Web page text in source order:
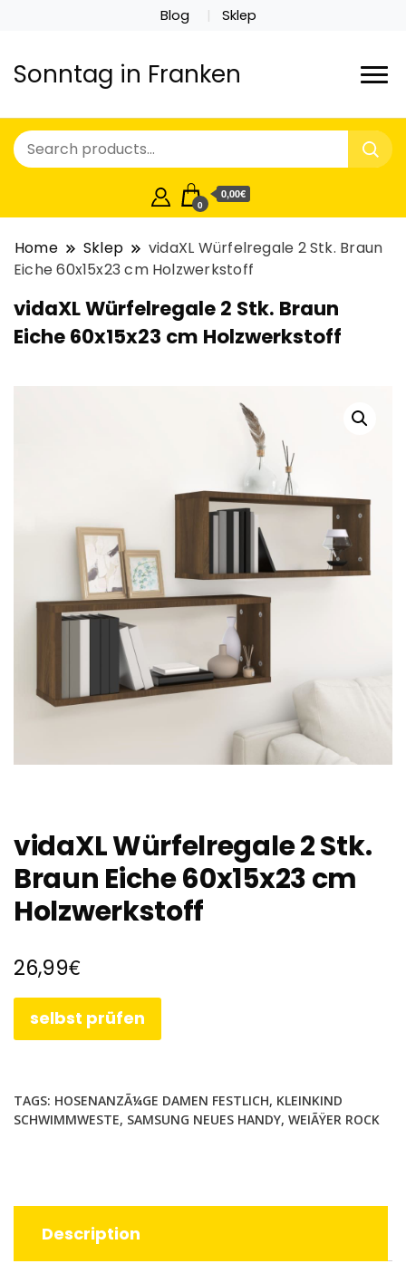
Blog Sklep
Sonntag in Franken
0
0,00€
Home Sklep
vidaXL Würfelregale 2 Stk. Braun
Eiche 60x15x23 cm Holzwerkstoff
vidaXL Würfelregale 2 Stk. Braun
Eiche 60x15x23 cm Holzwerkstoff
vidaXL Würfelregale 2 Stk.
Braun Eiche 60x15x23 cm
Holzwerkstoff
26,99€
selbst prüfen
TAGS: HOSENANZÃ¼GE DAMEN FESTLICH, KLEINKIND
SCHWIMMWESTE, SAMSUNG NEUES HANDY, WEIÃŸER ROCK
Description